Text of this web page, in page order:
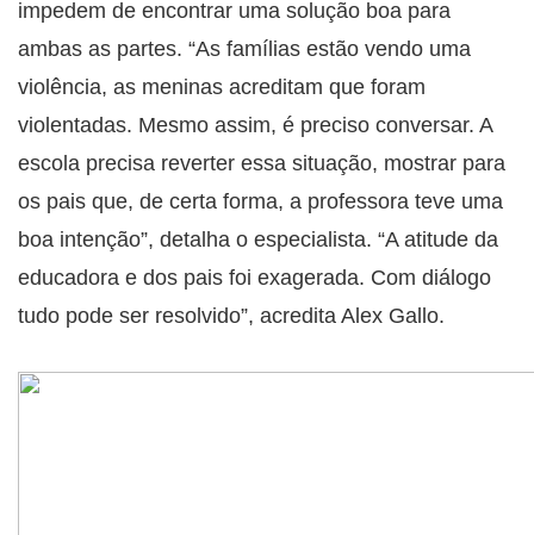
impedem de encontrar uma solução boa para
ambas as partes. “As famílias estão vendo uma
violência, as meninas acreditam que foram
violentadas. Mesmo assim, é preciso conversar. A
escola precisa reverter essa situação, mostrar para
os pais que, de certa forma, a professora teve uma
boa intenção”, detalha o especialista. “A atitude da
educadora e dos pais foi exagerada. Com diálogo
tudo pode ser resolvido”, acredita Alex Gallo.